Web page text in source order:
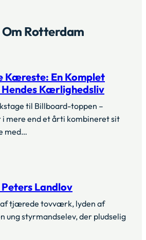
Rotterdam
Kæreste: En Komplet
Kærlighedsliv
til Billboard-toppen –
i mere end et årti kombineret sit
med…
Landlov
af tjærede tovværk, lyden af
ung styrmandselev, der pludselig